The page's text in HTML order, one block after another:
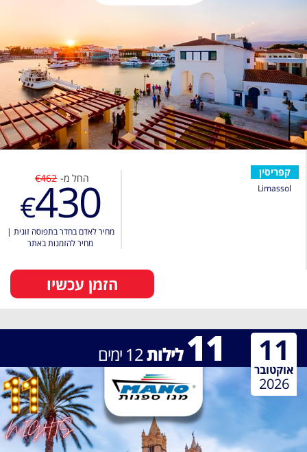
קפריסין
Limassol
החל מ- €462
€430
מחיר לאדם בחדר בתפוסה זוגית |
מחיר להזמנות באתר
הזמן עכשיו
11 לילות12 ימים 11
אוקטובר
2026